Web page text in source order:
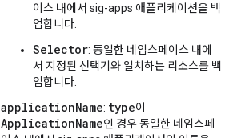
이스 내에서 sig-apps 애플리케이션을 백
업합니다.
Selector: 동일한 네임스페이스 내에
서 지정된 선택기와 일치하는 리소스를 백
업합니다.
applicationName: type이
ApplicationName인 경우 동일한 네임스페